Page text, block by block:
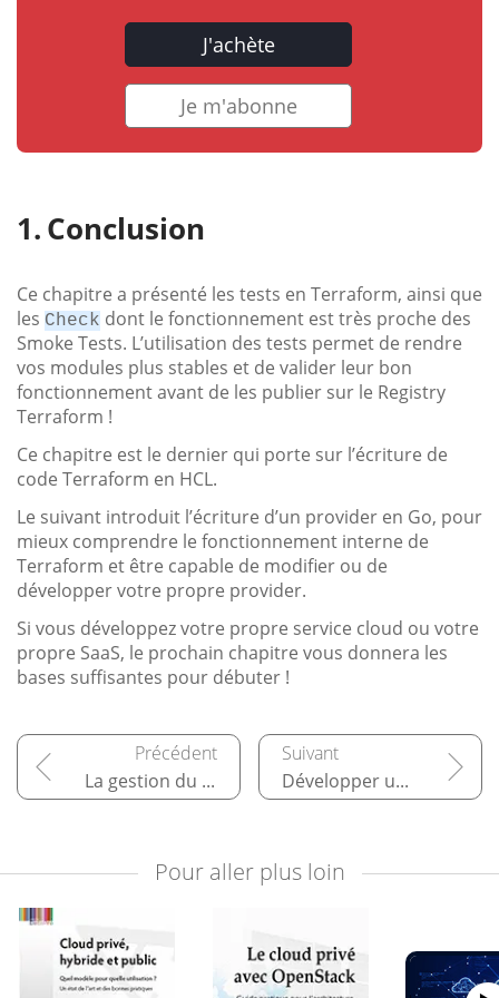
J'achète
Je m'abonne
Conclusion
Ce chapitre a présenté les tests en Terraform, ainsi que
les Check dont le fonctionnement est très proche des
Smoke Tests. L’utilisation des tests permet de rendre
vos modules plus stables et de valider leur bon
fonctionnement avant de les publier sur le Registry
Terraform !
Ce chapitre est le dernier qui porte sur l’écriture de
code Terraform en HCL.
Le suivant introduit l’écriture d’un provider en Go, pour
mieux comprendre le fonctionnement interne de
Terraform et être capable de modifier ou de
développer votre propre provider.
Si vous développez votre propre service cloud ou votre
propre SaaS, le prochain chapitre vous donnera les
bases suffisantes pour débuter !
La gestion du state Développer un provider
Pour aller plus loin